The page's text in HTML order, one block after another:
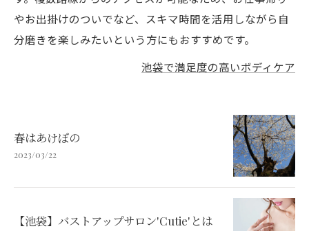
やお出掛けのついでなど、スキマ時間を活用しながら自
分磨きを楽しみたいという方にもおすすめです。
池袋で満足度の高いボディケア
春はあけぼの
2023/03/22
【池袋】バストアップサロン'Cutie'とは